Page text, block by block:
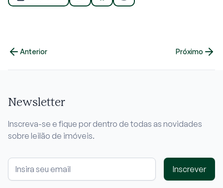
Anterior Próximo
Newsletter
Inscreva-se e fique por dentro de todas as novidades
sobre leilão de imóveis.
Inscrever